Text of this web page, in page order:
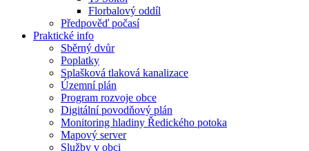
Florbalový oddíl
Předpověď počasí
Praktické info
Sběrný dvůr
Poplatky
Splašková tlaková kanalizace
Územní plán
Program rozvoje obce
Digitální povodňový plán
Monitoring hladiny Ředického potoka
Mapový server
Služby v obci